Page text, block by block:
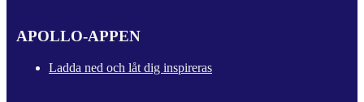
APOLLO-APPEN
Ladda ned och låt dig inspireras